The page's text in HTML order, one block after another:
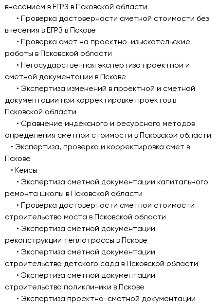
внесением в ЕГРЗ в Псковской области
• Проверка достоверности сметной стоимости без
внесения в ЕГРЗ в Пскове
• Проверка смет на проектно-изыскательские
работы в Псковской области
• Негосударственная экспертиза проектной и
сметной документации в Пскове
• Экспертиза изменений в проектной и сметной
документации при корректировке проектов в
Псковской области
• Сравнение индексного и ресурсного методов
определения сметной стоимости в Псковской области
• Экспертиза, проверка и корректировка смет в
Пскове
• Кейсы
• Экспертиза сметной документации капитального
ремонта школы в Псковской области
• Проверка достоверности сметной стоимости
строительства моста в Псковской области
• Экспертиза сметной документации
реконструкции теплотрассы в Пскове
• Экспертиза сметной документации
строительства детского сада в Псковской области
• Экспертиза сметной документации
строительства поликлиники в Пскове
• Экспертиза проектно-сметной документации